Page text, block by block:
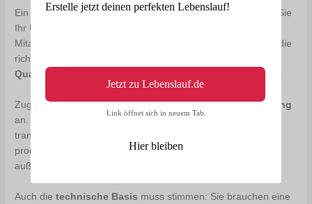
Ein zentraler Aspekt ist diePersonalplanung. Schon wenn Sie
Ihr Unternehmen gründen, sollten Sie gut abwägen, welche
Mitarbeiter Sie in welchen Bereichen brauchen. Wählen Sie die
richtigen Arbeitskräfte aus und achten Sie auf
Qualifikationen
passende Persönlichkeit .
Zugleich kommt es auf einedurchdachte Mitarbeiterführung
an. Mit klarer Kommunikation, Fairness und Wertschätzung,
transparenten Zielen und Motivation sind die Grundlagen für
produktives Arbeiten geschaffen. Diese Faktoren fördern
außerdem die
Auch dietechnische Basis muss stimmen: Sie brauchen eine
Link öffnet sich in neuem Tab.
Hier bleiben
Erstelle jetzt deinen perfekten Lebenslauf!
Jetzt zu Lebenslauf.de